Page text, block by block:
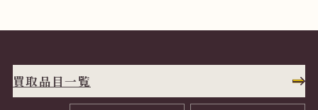
買取品目一覧